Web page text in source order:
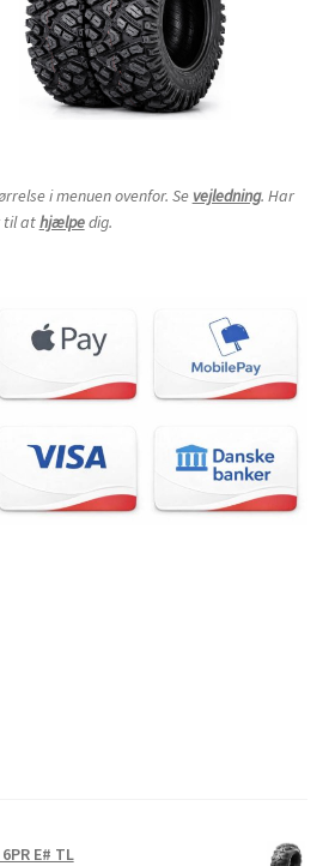
i menuen ovenfor. Se vejledning. Har
til athjælpedig.
E# TL